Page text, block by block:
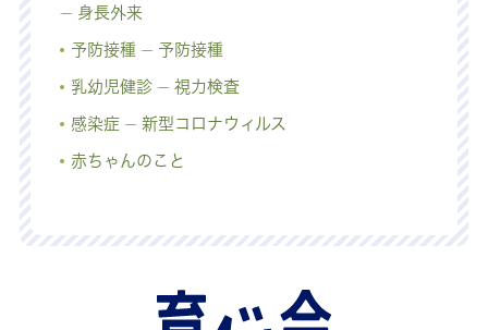
身長外来
予防接種 予防接種
乳幼児健診 視力検査
感染症 新型コロナウィルス
赤ちゃんのこと